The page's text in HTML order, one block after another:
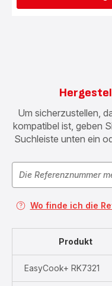
Um sicherzustellen,
kompatibel ist, geben
Suchleiste unten ein
Wo finde ich die
Produkt
EasyCook+ RK7321